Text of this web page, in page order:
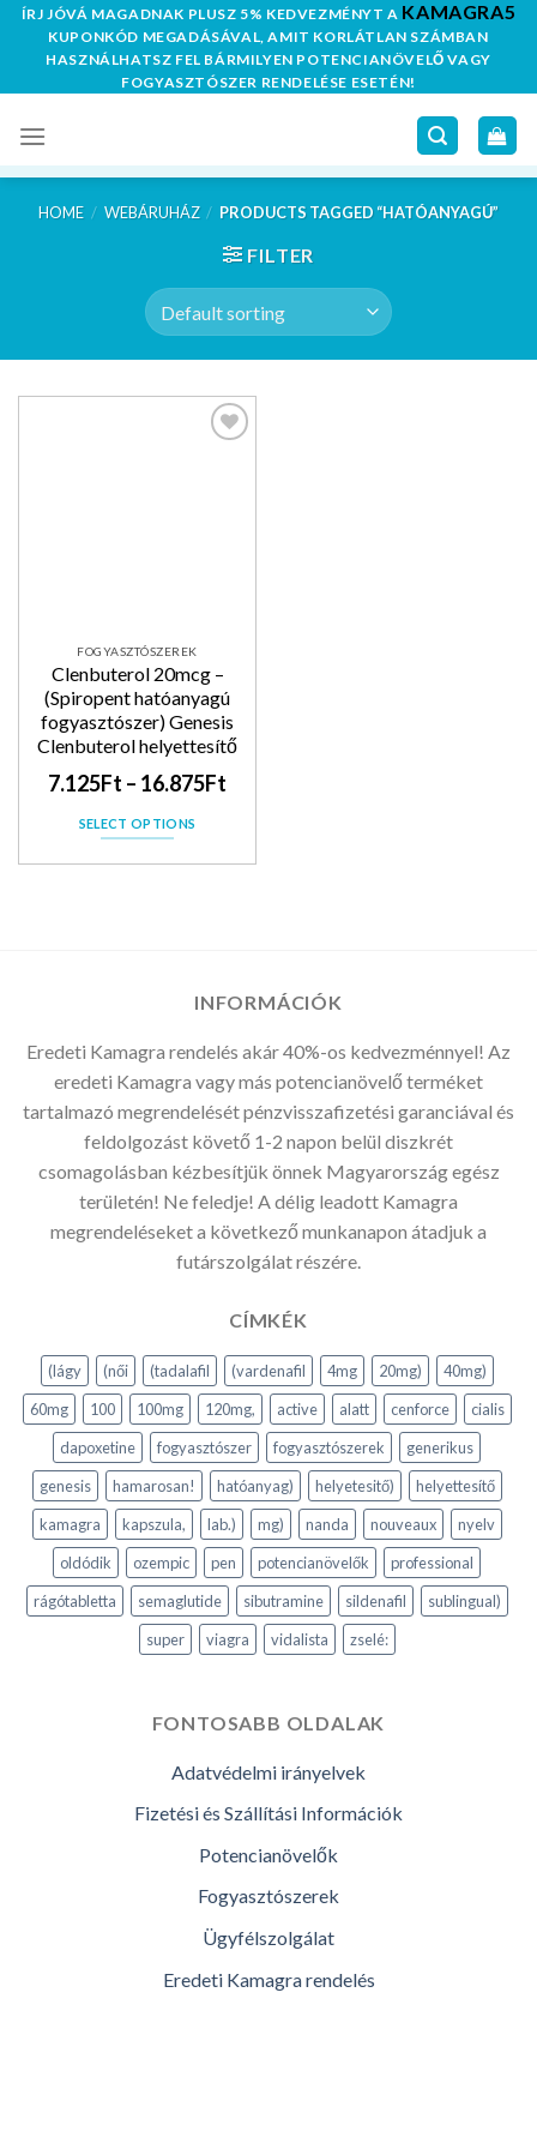
SkipÍRJ JÓVÁ MAGADNAK PLUSZ 5% KEDVEZMÉNYT A KAMAGRA5
KUPONKÓD MEGADÁSÁVAL, AMIT KORLÁTLAN SZÁMBAN
HASZNÁLHATSZ FEL BÁRMILYEN POTENCIANÖVELŐ VAGY
FOGYASZTÓSZER RENDELÉSE ESETÉN!
HOME / WEBÁRUHÁZ / PRODUCTS TAGGED “HATÓANYAGÚ”
FILTER
FOGYASZTÓSZEREK
Clenbuterol 20mcg –
(Spiropent hatóanyagú
fogyasztószer) Genesis
Clenbuterol helyettesítő
7.125Ft – 16.875Ft
SELECT OPTIONS
INFORMÁCIÓK
Eredeti Kamagra rendelés akár 40%-os kedvezménnyel! Az
eredeti Kamagra vagy más potencianövelő terméket
tartalmazó megrendelését pénzvisszafizetési garanciával és
feldolgozást követő 1-2 napon belül diszkrét
csomagolásban kézbesítjük önnek Magyarország egész
területén! Ne feledje! A délig leadott Kamagra
megrendeléseket a következő munkanapon átadjuk a
futárszolgálat részére.
CÍMKÉK
(lágy (női (tadalafil (vardenafil 4mg 20mg)
40mg)
60mg
100 100mg 120mg, active alatt cenforce
cialis
dapoxetine
fogyasztószer fogyasztószerek
generikus
genesis
hamarosan! hatóanyag) helyetesitő)
helyettesítő
kamagra
kapszula, lab.) mg) nanda nouveaux
nyelv
oldódik
ozempic pen potencianövelők
professional
rágótabletta
semaglutide sibutramine sildenafil
sublingual)
super
viagra vidalista zselé:
FONTOSABB OLDALAK
Adatvédelmi irányelvek
Fizetési és Szállítási Információk
Potencianövelők
Fogyasztószerek
Ügyfélszolgálat
Eredeti Kamagra rendelés